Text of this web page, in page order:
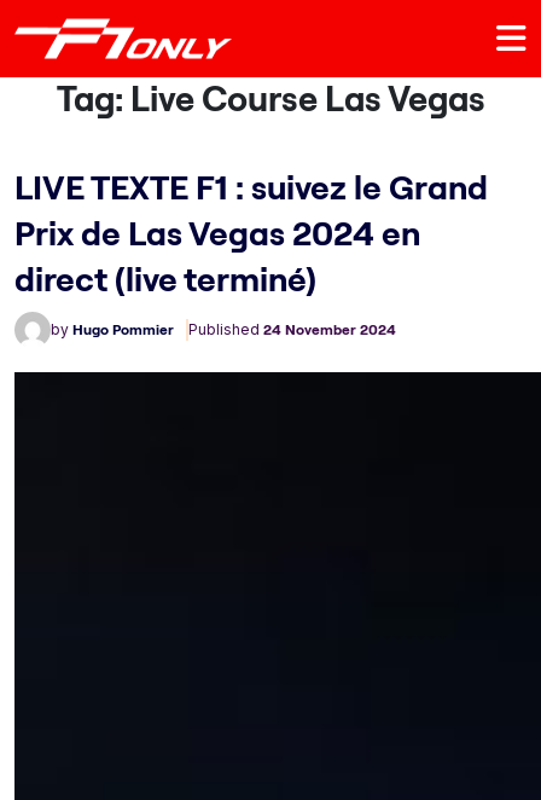
Tag: Live Course Las Vegas
LIVE TEXTE F1 : suivez le Grand
Prix de Las Vegas 2024 en
direct (live terminé)
by Hugo Pommier Published 24 November 2024